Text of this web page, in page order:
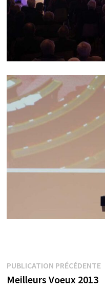
Navigation
de
PUBLICATION PRÉCÉDENTE
Meilleurs Voeux 2013